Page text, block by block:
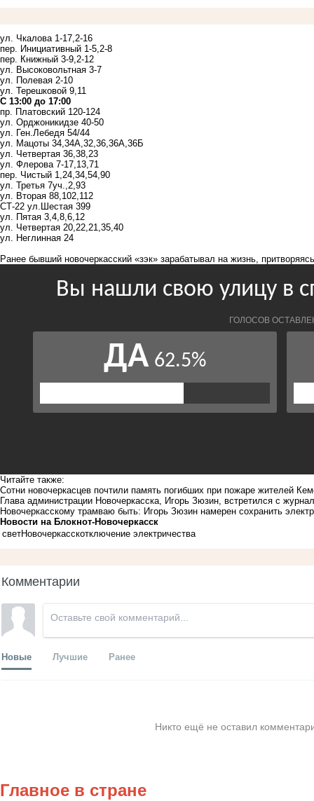
ул. Чкалова 1-17,2-16
пер. Инициативный 1-5,2-8
пер. Книжный 3-9,2-12
ул. Высоковольтная 3-7
ул. Полевая 2-10
ул. Терешковой 9,11
С 13:00 до 17:00
пр. Платовский 120-124
ул. Орджоникидзе 40-50
ул. Ген.Лебедя 54/44
ул. Мацоты 34,34А,32,36,36А,36Б
ул. Четвертая 36,38,23
ул. Флерова 7-17,13,71
пер. Чистый 1,24,34,54,90
ул. Третья 7уч.,2,93
ул. Вторая 88,102,112
СТ-22 ул.Шестая 399
ул. Пятая 3,4,8,6,12
ул. Четвертая 20,22,21,35,40
ул. Неглинная 24
Ранее бывший новочеркасский «зэк» зарабатывал на жизнь,
Читайте также:
Сотни новочеркасцев почтили память погибших при пожаре жителей
Глава администрации Новочеркасска, Игорь Зюзин, встретился с
Новочеркасскому трамваю быть: Игорь Зюзин намерен сохранить
Новости на Блoкнoт-Новочеркасск
светНовочеркасскотключение электричества
Комментарии
Новые Лучшие Ранее
Никто ещё не оставил
Главное в стране